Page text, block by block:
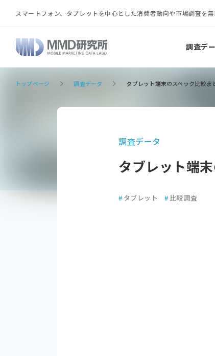
スマートフォン、タブレットを中心とした消費者動向や市場調査を
調査デ
トップページ 調査データ タブレット端末のスペック比較ま
調査データ
タブレット端
# タブレット # 比較調査